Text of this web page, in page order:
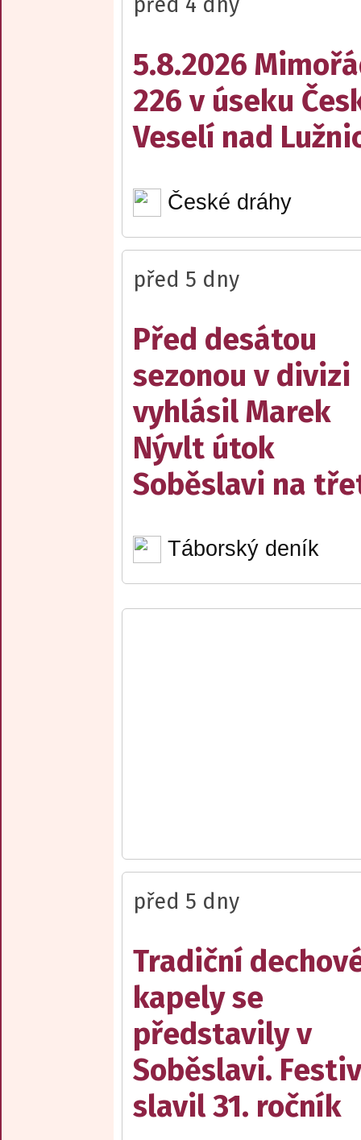
5.8.2026
226 v úseku
Veselí nad
České dráhy
před 5 dny
Před desátou
sezonou v divizi
vyhlásil Marek
Nývlt útok
Soběslavi na
Táborský deník
před 5 dny
Tradiční
kapely se
představily v
Soběslavi.
slavil 31. ročník